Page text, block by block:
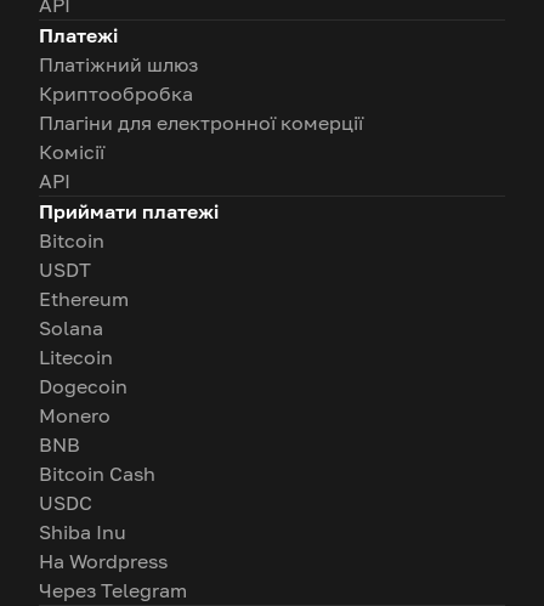
API
Платежі
Платіжний шлюз
Криптообробка
Плагіни для електронної комерції
Комісії
API
Приймати платежі
Bitcoin
USDT
Ethereum
Solana
Litecoin
Dogecoin
Monero
BNB
Bitcoin Cash
USDC
Shiba Inu
На Wordpress
Через Telegram